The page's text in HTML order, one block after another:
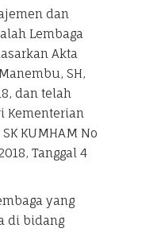
dan
Lembaga
Akta
SH,
dan telah
Kementerian
KUMHAM No
Tanggal 4
yang
di bidang